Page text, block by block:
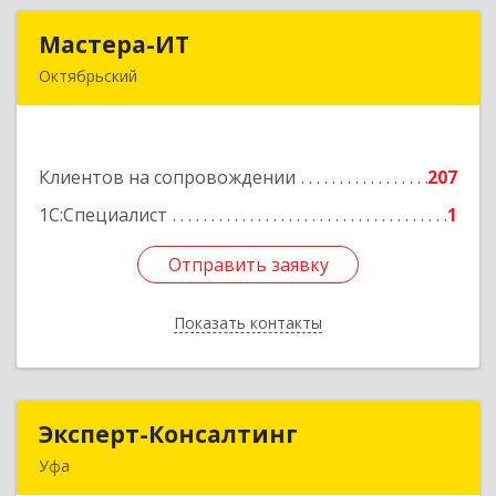
Мастера-ИТ
Октябрьский
Клиентов на сопровождении
207
1С:Специалист
1
Отправить заявку
Показать контакты
Подробнее
Отправить заявку
Назад
Эксперт-Консалтинг
Уфа
Эксперт-Консалтинг